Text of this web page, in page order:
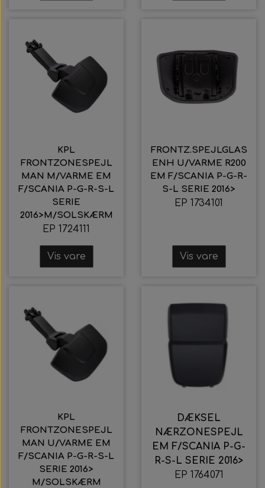
KPL
FRONTZONESPEJL
MAN M/VARME EM
F/SCANIA P-G-R-S-L
SERIE
2016>M/SOLSKÆRM
EP 1724111
Vis vare
FRONTZ.SPEJLGLAS
ENH U/VARME R200
EM F/SCANIA P-G-R-
S-L SERIE 2016>
EP 1734101
Vis vare
KPL
FRONTZONESPEJL
MAN U/VARME EM
F/SCANIA P-G-R-S-L
SERIE 2016>
M/SOLSKÆRM
DÆKSEL
NÆRZONESPEJL
EM F/SCANIA P-G-
R-S-L SERIE 2016>
EP 1764071